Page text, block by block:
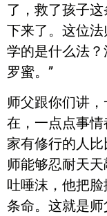
了，救了孩子
下来了。这位
学的是什么法
罗蜜。”
师父跟你们讲
在，一点点事
家有修行的人
师能够忍耐天
吐唾沫，他把
条命。这就是